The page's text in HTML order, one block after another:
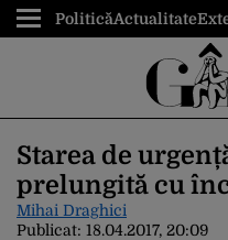
PoliticăActualitate
Starea de
prelungită cu
Mihai Draghici
Publicat: 18.04.2017, 20:09